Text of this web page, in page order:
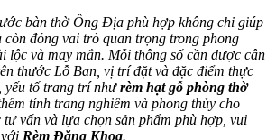
bàn thờ Ông Địa phù hợp không chỉ giúp
đóng vai trò quan trọng trong phong
lộc và may mắn. Mỗi thông số cần được cân
thước Lỗ Ban, vị trí đặt và đặc điểm thực
yếu tố trang trí nhưrèm hạt gỗ phòng thờ
tính trang nghiêm và phong thủy cho
vấn và lựa chọn sản phẩm phù hợp, vui
Rèm Đăng Khoa.